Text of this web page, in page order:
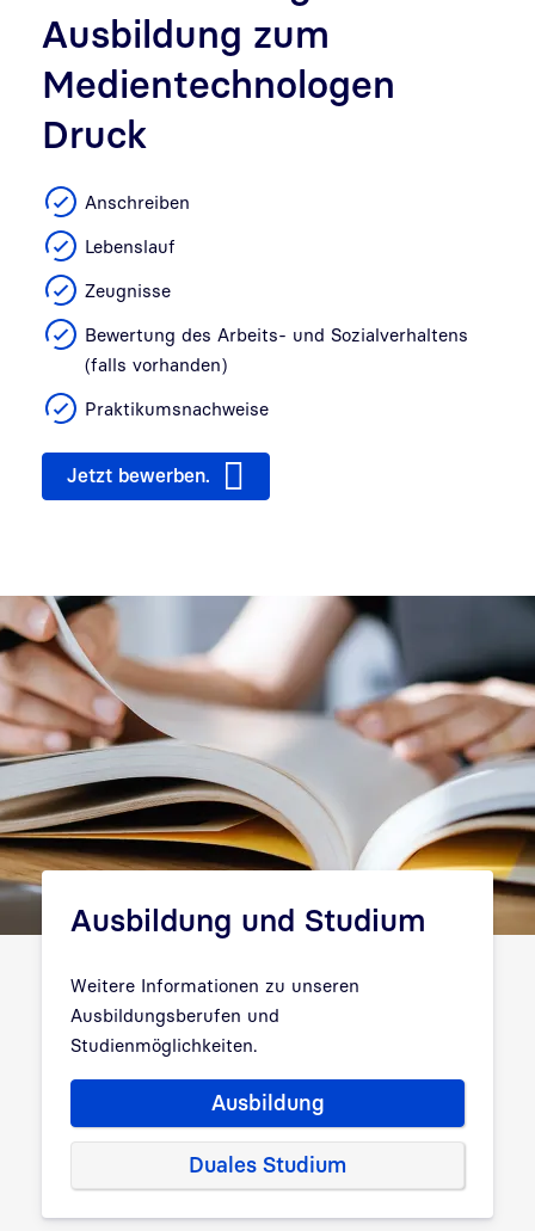
Ausbildung zum
Medientechnologen
Druck
Anschreiben
Lebenslauf
Zeugnisse
Bewertung des Arbeits- und Sozialverhaltens
(falls vorhanden)
Praktikumsnachweise
Jetzt bewerben.
Ausbildung und Studium
Weitere Informationen zu unseren
Ausbildungsberufen und
Studienmöglichkeiten.
Ausbildung
Duales Studium